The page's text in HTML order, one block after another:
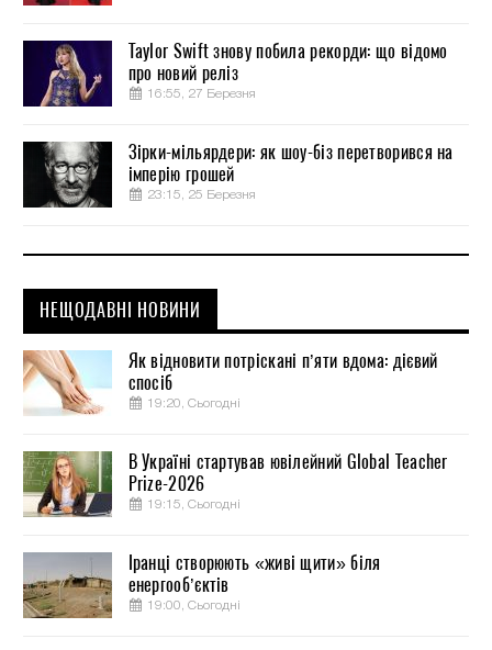
Taylor Swift знову побила рекорди: що відомо
про новий реліз
16:55, 27 Березня
Зірки-мільярдери: як шоу-біз перетворився на
імперію грошей
23:15, 25 Березня
НЕЩОДАВНІ НОВИНИ
Як відновити потріскані п’яти вдома: дієвий
спосіб
19:20, Сьогодні
В Україні стартував ювілейний Global Teacher
Prize-2026
19:15, Сьогодні
Іранці створюють «живі щити» біля
енергооб’єктів
19:00, Сьогодні